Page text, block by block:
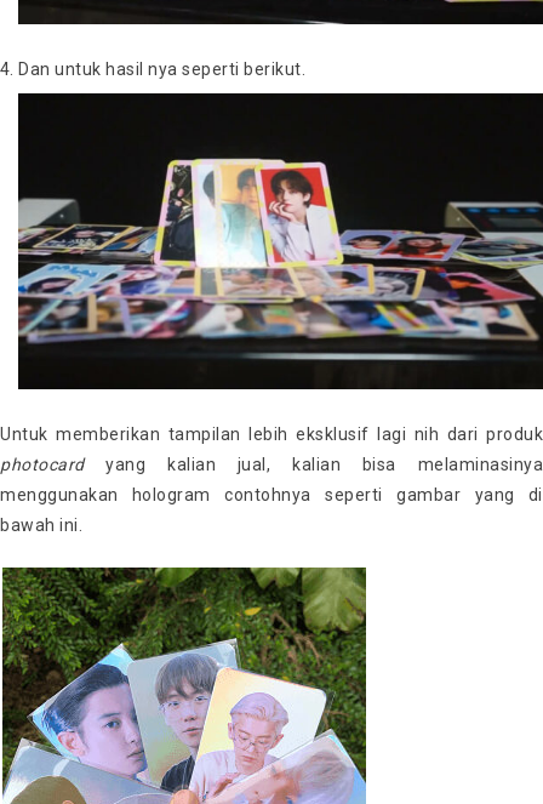
Dan untuk hasil nya seperti berikut.
Untuk memberikan tampilan lebih eksklusif lagi nih dari produk
photocardyang kalian jual, kalian bisa melaminasinya
menggunakan hologram contohnya seperti gambar yang di
bawah ini.